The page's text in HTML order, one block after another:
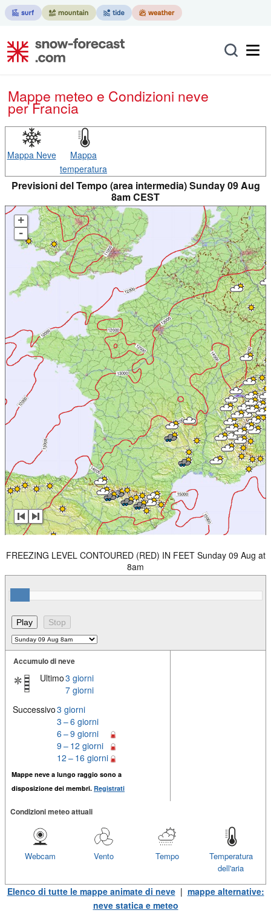
Mappe meteo e Condizioni neve
per Francia
Mappa Neve
Mappa
temperatura
Previsioni del Tempo (area intermedia) Sunday 09 Aug
8am CEST
+
-
FREEZING LEVEL CONTOURED (RED) IN FEET Sunday 09 Aug at
8am
Accumulo di neve
Ultimo3 giorni
7 giorni
Successivo3 giorni
3 – 6 giorni
6 – 9 giorni
9 – 12 giorni
12 – 16 giorni
Mappe neve a lungo raggio sono a
disposizione dei membri. Registrati
Condizioni meteo attuali
Temperatura
dell'aria
Tempo
Vento
Webcam
Elenco di tutte le mappe animate di neve| mappe alternative:
neve statica e meteo